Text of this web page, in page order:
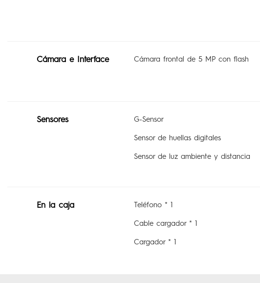
Cámara e Interface Cámara frontal de 5 MP con flash
Sensores G-Sensor
Sensor de huellas digitales
Sensor de luz ambiente y distancia
En la caja Teléfono * 1
Cable cargador * 1
Cargador * 1